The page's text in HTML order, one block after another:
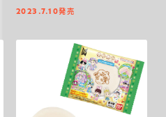
2023.7.10発売